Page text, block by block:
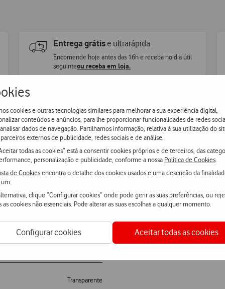
cookies e outras tecnologias similares para melhorar a sua experiência digital,
conteúdos e anúncios, para lhe proporcionar funcionalidades de redes
dados de navegação. Partilhamos informação, relativa à sua utilização do
externos de publicidade, redes sociais e de análise.
todas as cookies” está a consentir cookies próprios e de terceiros, das
personalização e publicidade, conforme a nossa Política de Cookies
de Cookiesencontra o detalhe dos cookies usados e uma descrição da
clique “Configurar cookies” onde pode gerir as suas preferências, ou
as cookies não essenciais. Pode alterar as suas escolhas a qualquer momento.
Configurar cookies Aceitar todas as cookies
Entrega grátis e ultrarápida
Encomende hoje antes das 16h e receba no dia útil
seguinteou receba em loja.
Transparente